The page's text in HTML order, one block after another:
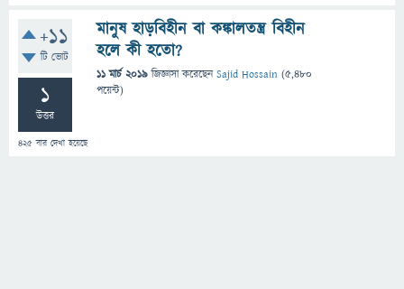
+11
টি ভোট
1
উত্তর
425 বার দেখা হয়েছে
মানুষ হাড়বিহীন বা কঙ্কালতন্ত্র বিহীন
হলে কী হতো?
11 মার্চ 2019 জিজ্ঞাসাকরেছেনSajid Hossain (5,480
পয়েন্ট)